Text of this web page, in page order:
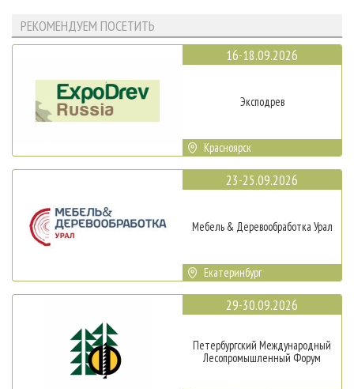
РЕКОМЕНДУЕМ ПОСЕТИТЬ
16-18.09.2026
Эксподрев
Красноярск
23-25.09.2026
Мебель & Деревообработка Урал
Екатеринбург
29-30.09.2026
Петербургский Международный
Лесопромышленный Форум